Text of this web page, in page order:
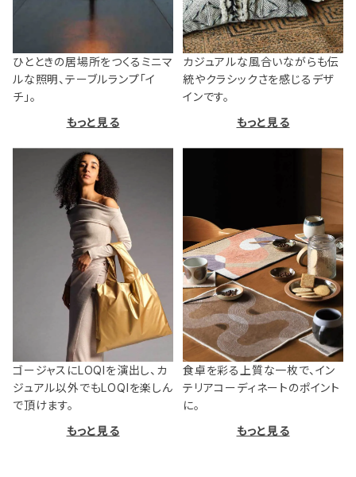
ひとときの居場所をつくるミニマ
ルな照明、テーブルランプ「イ
チ」。
もっと見る
カジュアルな風合いながらも伝
統やクラシックさを感じるデザ
インです。
もっと見る
ゴージャスにLOQIを演出し、カ
ジュアル以外でもLOQIを楽しん
で頂けます。
もっと見る
食卓を彩る上質な一枚で、イン
テリアコーディネートのポイント
に。
もっと見る